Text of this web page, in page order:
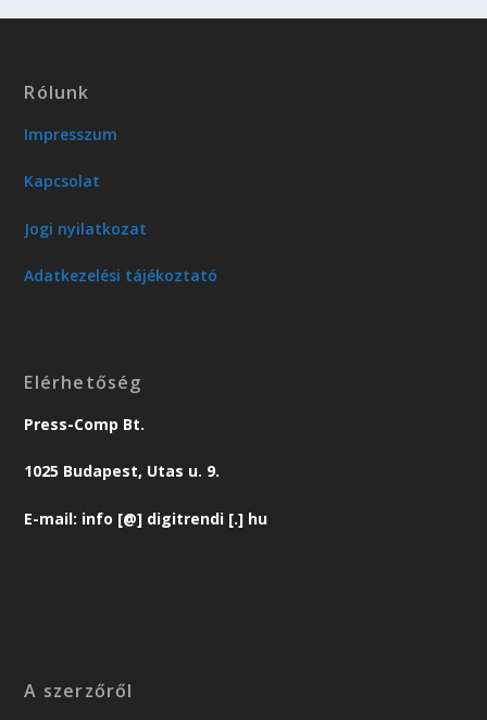
Rólunk
Impresszum
Kapcsolat
Jogi nyilatkozat
Adatkezelési tájékoztató
Elérhetőség
Press-Comp Bt.
1025 Budapest, Utas u. 9.
E-mail: info [@] digitrendi [.] hu
A szerzőről